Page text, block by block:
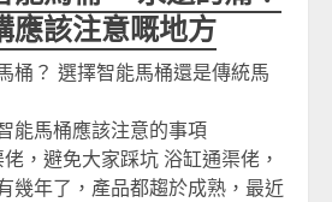
應該注意嘅地方
桶 ？ 選擇智能馬桶還是傳統馬
能馬桶應該注意的事項
， 避免大家踩坑 浴缸通渠佬，
幾年了，產品都趨於成熟，最近